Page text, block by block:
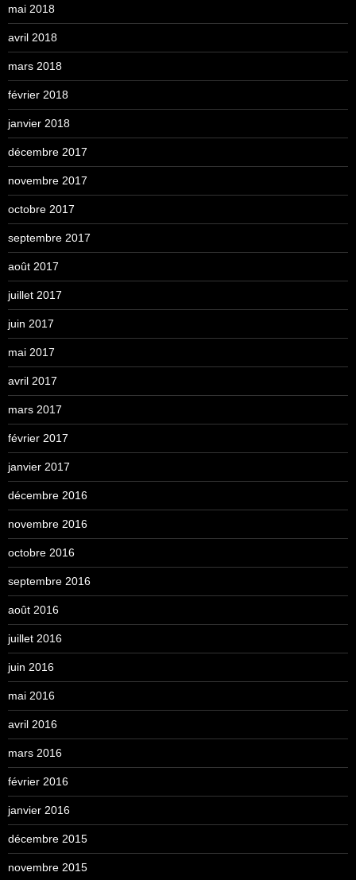
mai 2018
avril 2018
mars 2018
février 2018
janvier 2018
décembre 2017
novembre 2017
octobre 2017
septembre 2017
août 2017
juillet 2017
juin 2017
mai 2017
avril 2017
mars 2017
février 2017
janvier 2017
décembre 2016
novembre 2016
octobre 2016
septembre 2016
août 2016
juillet 2016
juin 2016
mai 2016
avril 2016
mars 2016
février 2016
janvier 2016
décembre 2015
novembre 2015